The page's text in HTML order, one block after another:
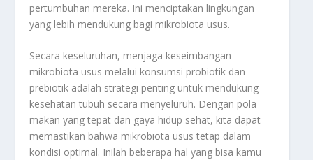
pertumbuhan mereka. Ini menciptakan lingkungan
yang lebih mendukung bagi mikrobiota usus.
Secara keseluruhan, menjaga keseimbangan
mikrobiota usus melalui konsumsi probiotik dan
prebiotik adalah strategi penting untuk mendukung
kesehatan tubuh secara menyeluruh. Dengan pola
makan yang tepat dan gaya hidup sehat, kita dapat
memastikan bahwa mikrobiota usus tetap dalam
kondisi optimal. Inilah beberapa hal yang bisa kamu